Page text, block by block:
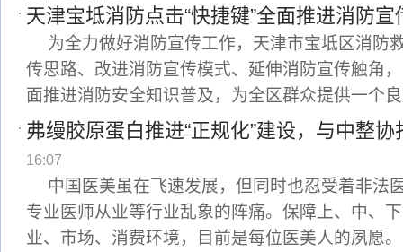
天津宝坻消防点击“快捷键”全面推进消防宣
为全力做好消防宣传工作，天津市宝坻区消防
传思路、改进消防宣传模式、延伸消防宣传触角
面推进消防安全知识普及，为全区群众提供一个
弗缦胶原蛋白推进“正规化”建设，与中整
16:07
中国医美虽在飞速发展，但同时也忍受着非法
专业医师从业等行业乱象的阵痛。保障上、中、
业、市场、消费环境，目前是每位医美人的夙愿。